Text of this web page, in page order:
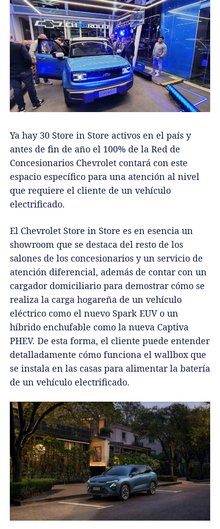
Ya hay 30 Store in Store activos en el país y
antes de fin de año el 100% de la Red de
Concesionarios Chevrolet contará con este
espacio específico para una atención al nivel
que requiere el cliente de un vehículo
electrificado.
El Chevrolet Store in Store es en esencia un
showroom que se destaca del resto de los
salones de los concesionarios y un servicio de
atención diferencial, además de contar con un
cargador domiciliario para demostrar cómo se
realiza la carga hogareña de un vehículo
eléctrico como el nuevo Spark EUV o un
híbrido enchufable como la nueva Captiva
PHEV. De esta forma, el cliente puede entender
detalladamente cómo funciona el wallbox que
se instala en las casas para alimentar la batería
de un vehículo electrificado.